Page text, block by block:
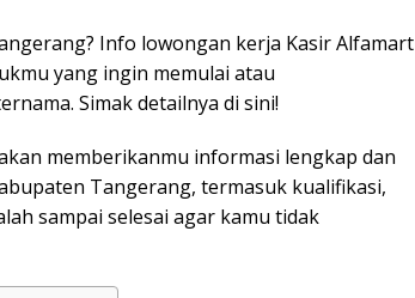
Info lowongan kerja Kasir Alfamart
yang ingin memulai atau
Simak detailnya di sini!
memberikanmu informasi lengkap dan
Tangerang, termasuk kualifikasi,
sampai selesai agar kamu tidak